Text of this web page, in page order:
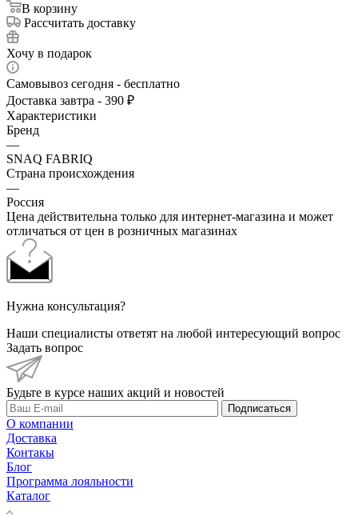
В корзину
Рассчитать доставку
Хочу в подарок
Самовывоз сегодня - бесплатно
Доставка завтра - 390 ₽
Характеристики
Бренд
—
SNAQ FABRIQ
Страна происхождения
—
Россия
Цена действительна только для интернет-магазина и может
отличаться от цен в розничных магазинах
Нужна консультация?
Наши специалисты ответят на любой интересующий вопрос
Задать вопрос
Будьте в курсе наших акций и новостей
Подписаться
О компании
Доставка
Контакы
Блог
Программа лояльности
Каталог